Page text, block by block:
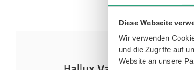
Diese Webseite
Wir verwenden
und die Zugriffe auf
Website an unsere